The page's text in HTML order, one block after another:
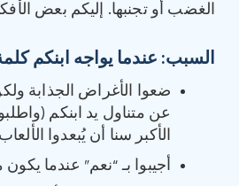
الغضب أو تجنبها. إليكم بعض
السبب: عندما يواجه ابنكم
ضعوا الأغراض الجذابة
عن متناول يد ابنكم
الأكبر سنا أن يُبعدوا
أجيبوا بـ “نعم” عندما يكون